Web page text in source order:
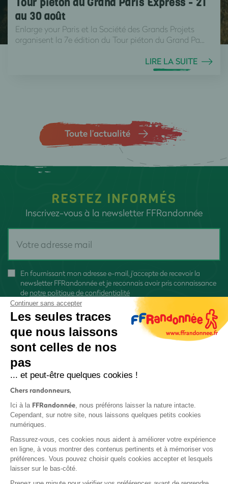
Tour piéton du Grand Paris Express - 21
au 30 août
Enlarge your Paris et la Société des Grands Projets
organisent la 7e édition du Tour piéton du Grand Pa...
LIRE LA SUITE
Toute l’actualité
RESTEZ INFORMÉS
Inscrivez-vous à la newsletter FFRandonnée
En fournissant mon adresse e-mail, j'accepte de recevoir la
newsletter FFRandonnée et je reconnais avoir pris connaissance
de notre politique de confidentialité
Protection des données
Politique de confidentialité
Continuer sans accepter
Les seules traces
que nous laissons
sont celles de nos
pas
... et peut-être quelques cookies !
Chers randonneurs,
Ici à la FFRandonnée, nous préférons laisser la nature intacte.
Cependant, sur notre site, nous laissons quelques petits cookies
numériques.
Rassurez-vous, ces cookies nous aident à améliorer votre expérience
en ligne, à vous montrer des contenus pertinents et à mémoriser vos
préférences. Vous pouvez choisir quels cookies accepter et lesquels
laisser sur le bas-côté.